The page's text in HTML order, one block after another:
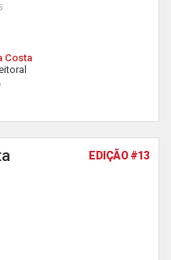
Costa
EDIÇÃO #13